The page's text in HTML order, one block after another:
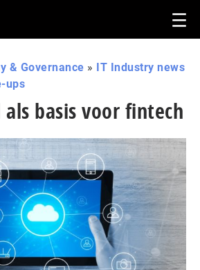
& Governance » IT Industry news
ups
basis voor fintech